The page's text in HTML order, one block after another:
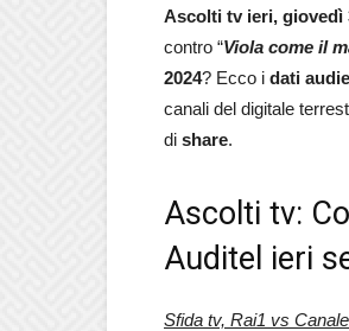
Ascolti tv ieri, giovedì
contro “Viola come il
2024? Ecco i dati
canali del digitale
di share.
Ascolti tv:
Auditel ieri
Sfida tv, Rai1 vs